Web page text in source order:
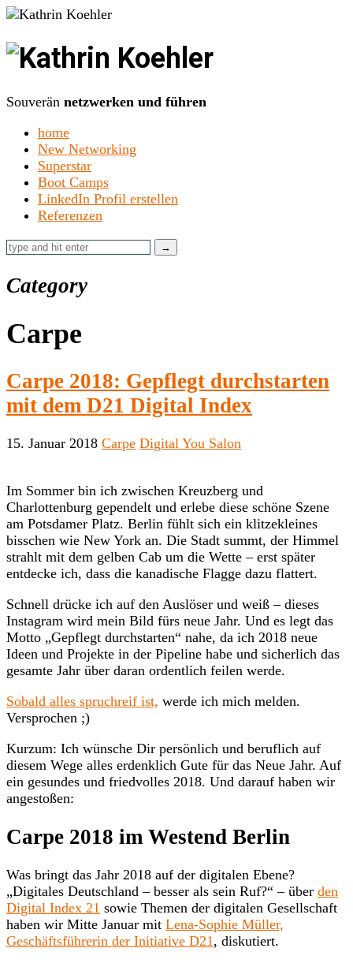
Kathrin
Koehler
Souverän netzwerken und führen
home
New Networking
Superstar
Boot Camps
LinkedIn Profil erstellen
Referenzen
Category
Carpe
Carpe 2018: Gepflegt durchstarten
mit dem D21 Digital Index
15. Januar 2018 Carpe Digital You Salon
Im Sommer bin ich zwischen Kreuzberg und
Charlottenburg gependelt und erlebe diese schöne Szene
am Potsdamer Platz. Berlin fühlt sich ein klitzekleines
bisschen wie New York an. Die Stadt summt, der Himmel
strahlt mit dem gelben Cab um die Wette – erst später
entdecke ich, dass die kanadische Flagge dazu flattert.
Schnell drücke ich auf den Auslöser und weiß – dieses
Instagram wird mein Bild fürs neue Jahr. Und es legt das
Motto „Gepflegt durchstarten“ nahe, da ich 2018 neue
Ideen und Projekte in der Pipeline habe und sicherlich das
gesamte Jahr über daran ordentlich feilen werde.
Sobald alles spruchreif ist, werde ich mich melden.
Versprochen ;)
Kurzum: Ich wünsche Dir persönlich und beruflich auf
diesem Wege alles erdenklich Gute für das Neue Jahr. Auf
ein gesundes und friedvolles 2018. Und darauf haben wir
angestoßen:
Carpe 2018 im Westend Berlin
Was bringt das Jahr 2018 auf der digitalen Ebene?
„Digitales Deutschland – besser als sein Ruf?“ – über den
Digital Index 21 sowie Themen der digitalen Gesellschaft
haben wir Mitte Januar mit Lena-Sophie Müller,
Geschäftsführerin der Initiative D21, diskutiert.